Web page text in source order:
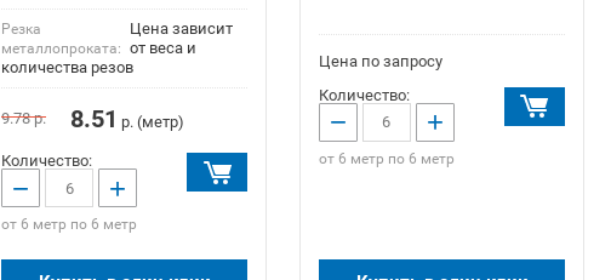
Резка
металлопроката:
Цена зависит
от веса и
количества резов
9.78р. 8.51 р. (метр)
Количество:
− +
от 6 метр по 6 метр
Цена по запросу
Количество:
− +
от 6 метр по 6 метр